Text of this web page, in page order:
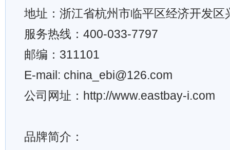
地址：浙江省杭州市临平区经济开发
服务热线：400-033-7797
邮编：311101
E-mail: china_ebi@126.com
公司网址：http://www.eastbay-i.com
品牌简介：